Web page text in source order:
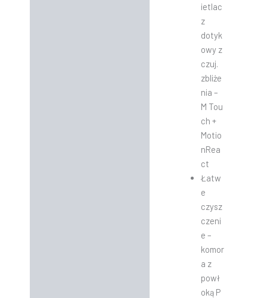
ietlac
z
dotyk
owy z
czuj.
zbliże
nia –
M Tou
ch +
Motio
nRea
ct
Łatw
e
czysz
czeni
e –
komor
a z
powł
oką P